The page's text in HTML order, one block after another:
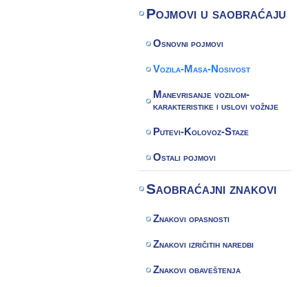
Pojmovi u saobraćaju
Osnovni pojmovi
Vozila-Masa-Nosivost
Manevrisanje vozilom-
karakteristike i uslovi vožnje
Putevi-Kolovoz-Staze
Ostali pojmovi
Saobraćajni znakovi
Znakovi opasnosti
Znakovi izričitih naredbi
Znakovi obaveštenja